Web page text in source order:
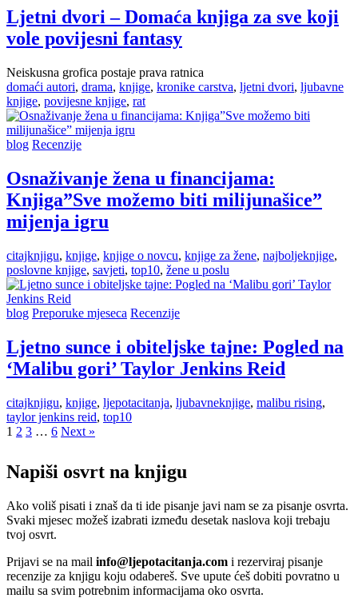
Ljetni dvori – Domaća knjiga za sve koji
vole povijesni fantasy
Neiskusna grofica postaje prava ratnica
domaći autori, drama, knjige, kronike carstva, ljetni dvori, ljubavne
knjige, povijesne knjige, rat
blog Recenzije
Osnaživanje žena u financijama:
Knjiga”Sve možemo biti milijunašice”
mijenja igru
citajknjigu, knjige, knjige o novcu, knjige za žene, najboljeknjige,
poslovne knjige, savjeti, top10, žene u poslu
blog Preporuke mjeseca Recenzije
Ljetno sunce i obiteljske tajne: Pogled na
‘Malibu gori’ Taylor Jenkins Reid
citajknjigu, knjige, ljepotacitanja, ljubavneknjige, malibu rising,
taylor jenkins reid, top10
1 2 3 … 6 Next »
Napiši osvrt na knjigu
Ako voliš pisati i znaš da ti ide pisanje javi nam se za pisanje osvrta.
Svaki mjesec možeš izabrati između desetak naslova koji trebaju
tvoj osvrt.
Prijavi se na mail info@ljepotacitanja.com i rezerviraj pisanje
recenzije za knjigu koju odabereš. Sve upute ćeš dobiti povratno u
mailu sa svim potrebnim informacijama oko osvrta.